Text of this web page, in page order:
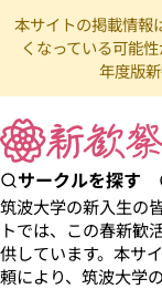
本サイトの掲載情報
くなっている可能
年度版
サークルを探す
筑波大学の新入生の
トでは、この春新歓
供しています。本サ
頼により、筑波大学